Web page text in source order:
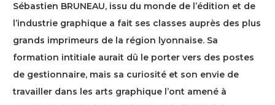
Sébastien BRUNEAU, issu du monde de l’édition et de
l’industrie graphique a fait ses classes auprès des plus
grands imprimeurs de la région lyonnaise. Sa
formation intitiale aurait dû le porter vers des postes
de gestionnaire, mais sa curiosité et son envie de
travailler dans les arts graphique l’ont amené à